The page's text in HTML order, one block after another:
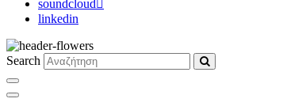
soundcloud
linkedin
Search